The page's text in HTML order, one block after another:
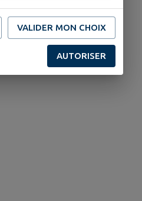
VALIDER MON CHOIX
AUTORISER